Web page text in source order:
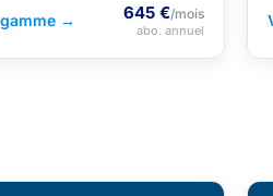
→
645 €/mois
abo. annuel